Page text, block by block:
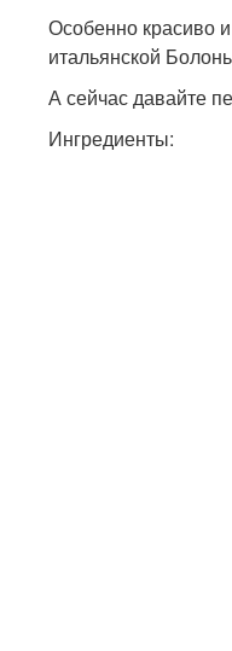
Особенно красиво
итальянской
А сейчас давайте
Ингредиенты: